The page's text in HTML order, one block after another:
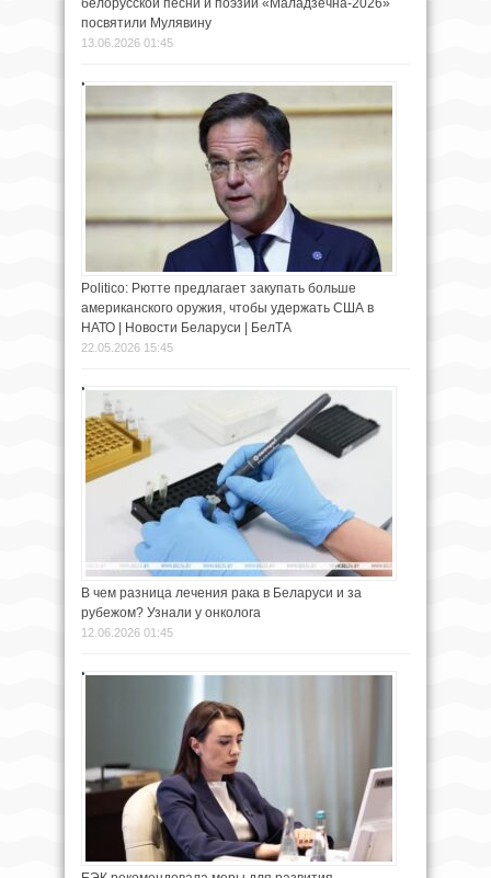
Politico: Рютте предлагает закупать больше
американского оружия, чтобы удержать США в
НАТО | Новости Беларуси | БелТА
22.05.2026 15:45
В чем разница лечения рака в Беларуси и за
рубежом? Узнали у онколога
12.06.2026 01:45
ЕЭК рекомендовала меры для развития
кооперации в сфере производства оборудования
для телемедицины
09.06.2026 22:45